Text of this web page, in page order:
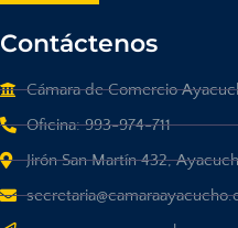
Contáctenos
Cámara de Comercio
Oficina: 993-974-711
Jirón San Martín 432,